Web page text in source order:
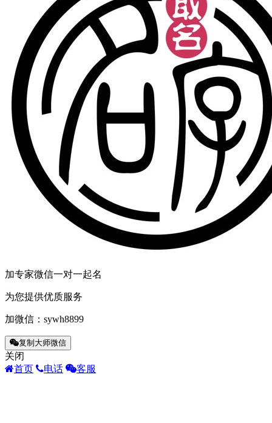
加专家微信一对一起名
为您提供优质服务
加微信： sywh8899
复制大师微信
关闭
首页
电话 客服